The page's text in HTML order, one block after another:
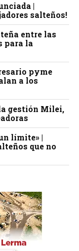
|
salteños!
entre las
para la
pyme
a los
gestión Milei,
límite» |
que no